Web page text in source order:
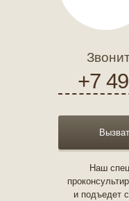
+7
Наш
и подъедет